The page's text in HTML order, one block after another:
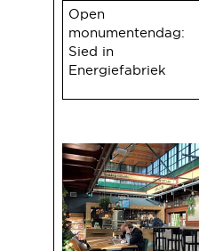
Open
monumentendag:
Sied in
Energiefabriek